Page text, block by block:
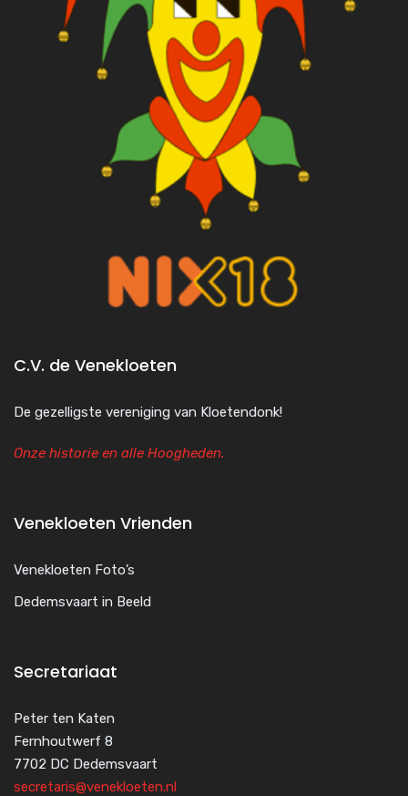
C.V. de Venekloeten
De gezelligste vereniging van Kloetendonk!
Onze historie en alle Hoogheden.
Venekloeten Vrienden
Venekloeten Foto’s
Dedemsvaart in Beeld
Secretariaat
Peter ten Katen
Fernhoutwerf 8
7702 DC Dedemsvaart
secretaris@venekloeten.nl